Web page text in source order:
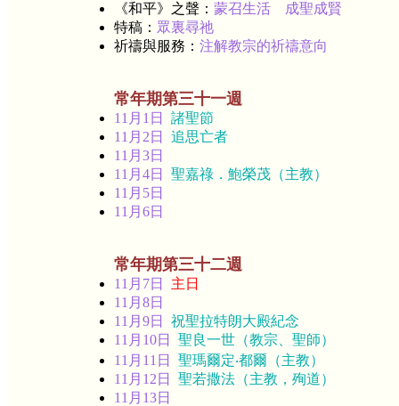
《和平》之聲： 蒙召生活 成聖成賢
特稿： 眾裏尋祂
祈禱與服務： 注解教宗的祈禱意向
常年期第三十一週
11月1日 諸聖節
11月2日 追思亡者
11月3日
11月4日 聖嘉祿．鮑榮茂（主教）
11月5日
11月6日
常年期第三十二週
11月7日
主日
11月8日
11月9日 祝聖拉特朗大殿紀念
11月10日 聖良一世（教宗、聖師）
11月11日 聖瑪爾定‧都爾（主教）
11月12日 聖若撒法（主教，殉道）
11月13日